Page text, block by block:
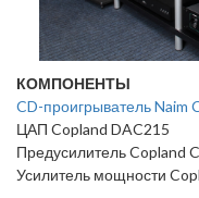
КОМПОНЕНТЫ
CD-проигрыватель Naim
ЦАП Copland DAC215
Предусилитель Copland
Усилитель мощности